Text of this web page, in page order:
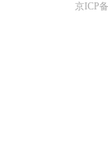
京ICP